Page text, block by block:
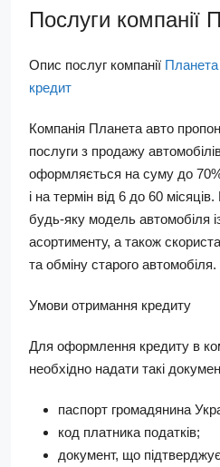
Послуги компанії
Опис послуг компанії
кредит
Компанія Планета авто
послуги з продажу
оформляється на суму до 70%
і на термін від 6 до 60
будь-яку модель автомобіля
асортименту, а також
та обміну старого автомобіля.
Умови отримання кредиту
Для оформлення кредиту в
необхідно надати такі
паспорт громадянина
код платника податків;
документ, що